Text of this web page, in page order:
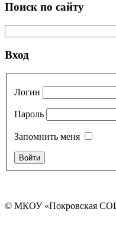
Поиск по сайту
Вход
Логин
Пароль
Запомнить меня
© МКОУ «Покровская